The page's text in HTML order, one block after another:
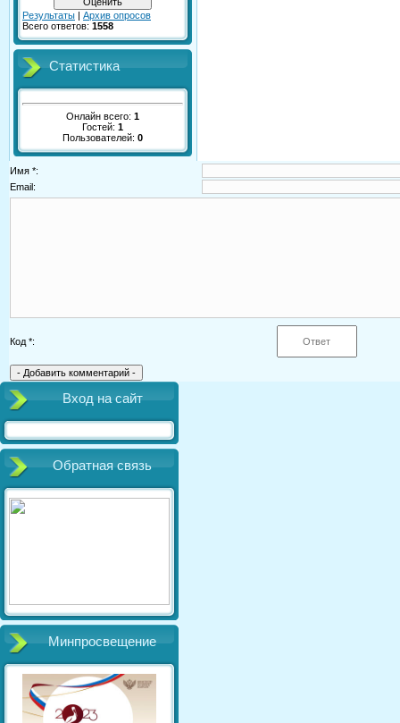
Результаты | Архив опросов
Всего ответов: 1558
Статистика
Онлайн всего: 1
Гостей: 1
Пользователей: 0
Имя *:
Email:
Код *:
Вход на сайт
Обратная связь
Минпросвещение